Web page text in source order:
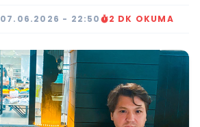
07.06.2026 - 22:50 2 DK OKUMA